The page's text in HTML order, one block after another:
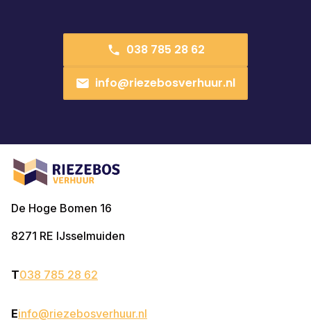
038 785 28 62
info@riezebosverhuur.nl
De Hoge Bomen 16
8271 RE IJsselmuiden
T038 785 28 62
Einfo@riezebosverhuur.nl